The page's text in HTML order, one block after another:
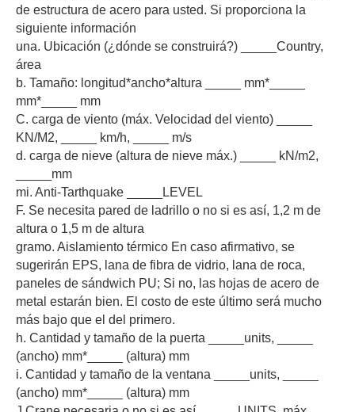
de estructura de acero para usted. Si proporciona la
siguiente información
una. Ubicación (¿dónde se construirá?) _____Country,
área
b. Tamaño: longitud*ancho*altura _____ mm*_____
mm*_____ mm
C. carga de viento (máx. Velocidad del viento) _____
KN/M2, _____ km/h, _____ m/s
d. carga de nieve (altura de nieve máx.) _____ kN/m2,
_____mm
mi. Anti-Tarthquake _____LEVEL
F. Se necesita pared de ladrillo o no si es así, 1,2 m de
altura o 1,5 m de altura
gramo. Aislamiento térmico En caso afirmativo, se
sugerirán EPS, lana de fibra de vidrio, lana de roca,
paneles de sándwich PU; Si no, las hojas de acero de
metal estarán bien. El costo de este último será mucho
más bajo que el del primero.
h. Cantidad y tamaño de la puerta _____units, _____
(ancho) mm*_____ (altura) mm
i. Cantidad y tamaño de la ventana _____units, _____
(ancho) mm*_____ (altura) mm